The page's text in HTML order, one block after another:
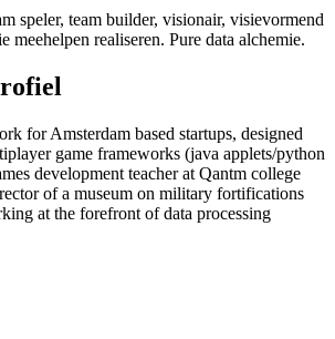
speler, team builder, visionair, visievormend
meehelpen realiseren. Pure data alchemie.
for Amsterdam based startups, designed
game frameworks (java applets/python
development teacher at Qantm college
of a museum on military fortifications
at the forefront of data processing